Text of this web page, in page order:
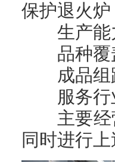
保护退火炉
生产能
品种
成品组
服务
主要
同时进行